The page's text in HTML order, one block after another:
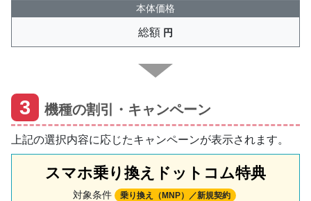
本体価格
総額 円
3 機種の割引・キャンペーン
上記の選択内容に応じたキャンペーンが表示されます。
スマホ乗り換えドットコム特典
対象条件 乗り換え（MNP）／新規契約